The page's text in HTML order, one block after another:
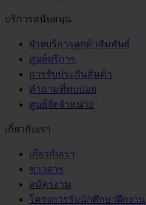
บริการสนับสนุน
ฝ่ายบริการลูกค้าสัมพันธ์
ศูนย์บริการ
การรับประกันสินค้า
คำถามที่พบบ่อย
ศูนย์จัดจำหน่าย
เกี่ยวกับเรา
เกี่ยวกับเรา
ข่าวสาร
สมัครงาน
โครงการรับนักศึกษาฝึกงาน